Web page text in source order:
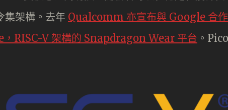
集架構。去年 Qualcomm 亦宣布與 Google 合作
RISC-V 架構的 Snapdragon Wear 平台 。Pico